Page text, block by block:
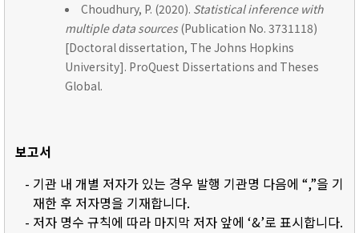
Choudhury, P. (2020). Statistical inference with
multiple data sources(Publication No. 3731118)
[Doctoral dissertation, The Johns Hopkins
University]. ProQuest Dissertations and Theses
Global.
보고서
- 기관 내 개별 저자가 있는 경우 발행 기관명 다음에 “,”을 기
재한 후 저자명을 기재합니다.
- 저자 명수 규칙에 따라 마지막 저자 앞에 ‘&’로 표시합니다.